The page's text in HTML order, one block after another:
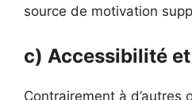
source de motivation
c) Accessibilité
Contrairement à d’autres